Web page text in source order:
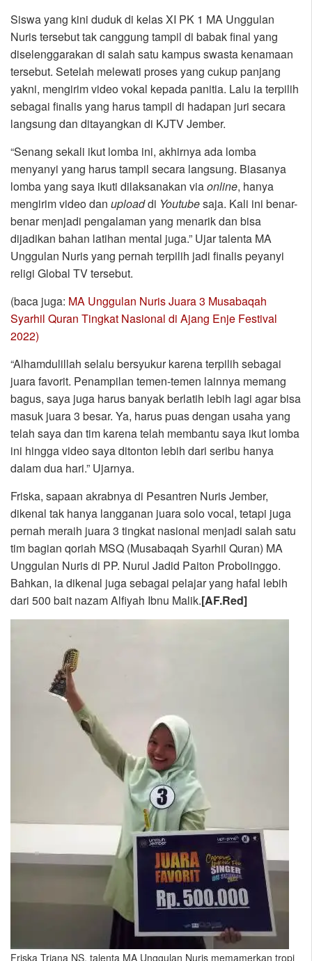
Siswa yang kini duduk di kelas XI PK 1 MA Unggulan
Nuris tersebut tak canggung tampil di babak final yang
diselenggarakan di salah satu kampus swasta kenamaan
tersebut. Setelah melewati proses yang cukup panjang
yakni, mengirim video vokal kepada panitia. Lalu ia terpilih
sebagai finalis yang harus tampil di hadapan juri secara
langsung dan ditayangkan di KJTV Jember.
“Senang sekali ikut lomba ini, akhirnya ada lomba
menyanyi yang harus tampil secara langsung. Biasanya
lomba yang saya ikuti dilaksanakan viaonline, hanya
mengirim video dan uploaddi Youtubesaja. Kali ini benar-
benar menjadi pengalaman yang menarik dan bisa
dijadikan bahan latihan mental juga.” Ujar talenta MA
Unggulan Nuris yang pernah terpilih jadi finalis peyanyi
religi Global TV tersebut.
(baca juga: MA Unggulan Nuris Juara 3 Musabaqah
Syarhil Quran Tingkat Nasional di Ajang Enje Festival
2022)
“Alhamdulillah selalu bersyukur karena terpilih sebagai
juara favorit. Penampilan temen-temen lainnya memang
bagus, saya juga harus banyak berlatih lebih lagi agar bisa
masuk juara 3 besar. Ya, harus puas dengan usaha yang
telah saya dan tim karena telah membantu saya ikut lomba
ini hingga video saya ditonton lebih dari seribu hanya
dalam dua hari.” Ujarnya.
Friska, sapaan akrabnya di Pesantren Nuris Jember,
dikenal tak hanya langganan juara solo vocal, tetapi juga
pernah meraih juara 3 tingkat nasional menjadi salah satu
tim bagian qoriah MSQ (Musabaqah Syarhil Quran) MA
Unggulan Nuris di PP. Nurul Jadid Paiton Probolinggo.
Bahkan, ia dikenal juga sebagai pelajar yang hafal lebih
dari 500 bait nazam Alfiyah Ibnu Malik.[AF.Red]
Friska Triana NS, talenta MA Unggulan Nuris memamerkan tropi